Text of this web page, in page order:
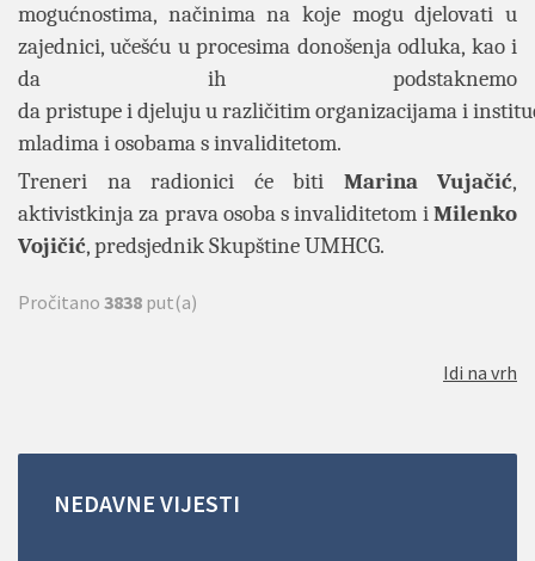
mogućnostima, načinima na koje mogu djelovati u
zajednici, učešću u procesima donošenja odluka, kao i
da ih podstaknemo
dapristupe i djeluju u različitim organizacijama i
mladima i osobama s invaliditetom.
Treneri na radionici će biti Marina Vujačić,
aktivistkinja za prava osoba s invaliditetom iMilenko
Vojičić, predsjednik Skupštine UMHCG.
Pročitano 3838 put(a)
Idi na vrh
NEDAVNE VIJESTI